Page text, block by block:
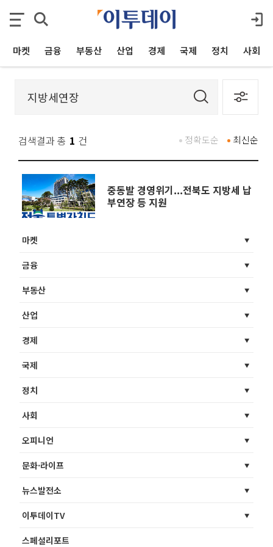
마켓 금융 부동산 산업 경제 국제 정치 사회
검색결과 총 1 건 최신순
정확도순
중동발 경영위기...전북도 지방세 납
부연장 등 지원
마켓
금융
부동산
산업
경제
국제
정치
사회
오피니언
문화·라이프
뉴스발전소
이투데이TV
스페셜리포트